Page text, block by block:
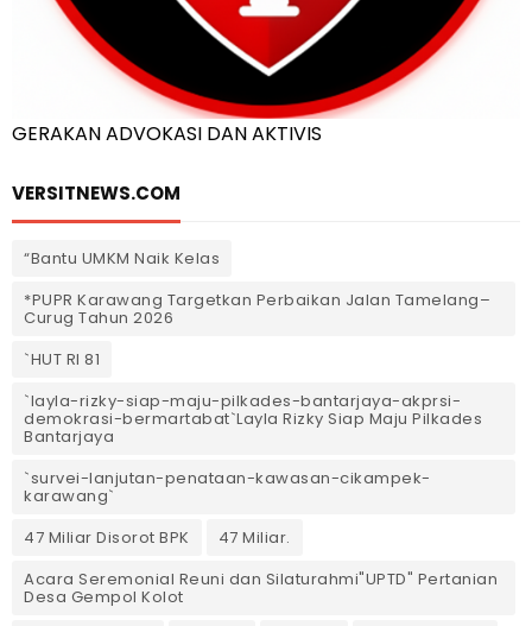
GERAKAN ADVOKASI DAN AKTIVIS
VERSITNEWS.COM
“Bantu UMKM Naik Kelas
*PUPR Karawang Targetkan Perbaikan Jalan Tamelang–
Curug Tahun 2026
`HUT RI 81
`layla-rizky-siap-maju-pilkades-bantarjaya-akprsi-
demokrasi-bermartabat`Layla Rizky Siap Maju Pilkades
Bantarjaya
`survei-lanjutan-penataan-kawasan-cikampek-
karawang`
47 Miliar Disorot BPK
47 Miliar.
Acara Seremonial Reuni dan Silaturahmi"UPTD" Pertanian
Desa Gempol Kolot